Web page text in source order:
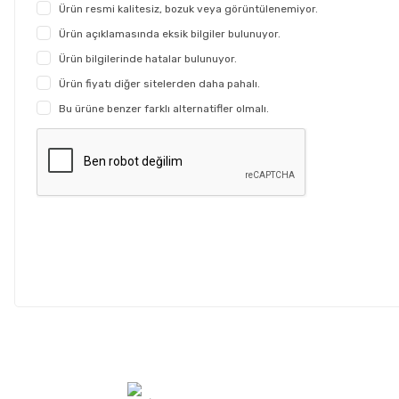
Ürün resmi kalitesiz, bozuk veya görüntülenemiyor.
Ürün açıklamasında eksik bilgiler bulunuyor.
Ürün bilgilerinde hatalar bulunuyor.
Ürün fiyatı diğer sitelerden daha pahalı.
Bu ürüne benzer farklı alternatifler olmalı.